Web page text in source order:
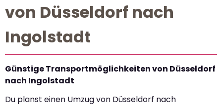
von Düsseldorf nach
Ingolstadt
Günstige Transportmöglichkeiten von Düsseldorf
nach Ingolstadt
Du planst einen Umzug von Düsseldorf nach